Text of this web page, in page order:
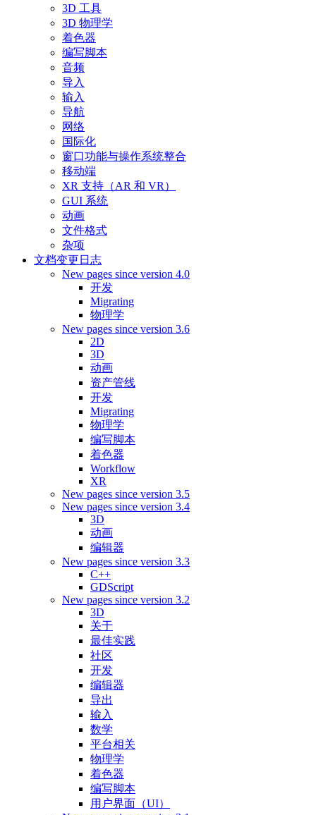
3D 工具
3D 物理学
着色器
编写脚本
音频
导入
输入
导航
网络
国际化
窗口功能与操作系统整合
移动端
XR 支持（AR 和 VR）
GUI 系统
动画
文件格式
杂项
文档变更日志
New pages since version 4.0
开发
Migrating
物理学
New pages since version 3.6
2D
3D
动画
资产管线
开发
Migrating
物理学
编写脚本
着色器
Workflow
XR
New pages since version 3.5
New pages since version 3.4
3D
动画
编辑器
New pages since version 3.3
C++
GDScript
New pages since version 3.2
3D
关于
最佳实践
社区
开发
编辑器
导出
输入
数学
平台相关
物理学
着色器
编写脚本
用户界面（UI）